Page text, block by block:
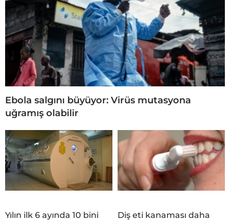
Ebola salgını büyüyor: Virüs mutasyona
uğramış olabilir
Yılın ilk 6 ayında 10 bini
Diş eti kanaması daha